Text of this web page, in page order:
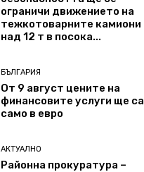
ограничи движението на
тежкотоварните камиони
над 12 т в посока...
БЪЛГАРИЯ
От 9 август цените на
финансовите услуги ще са
само в евро
АКТУАЛНО
Районна прокуратура –